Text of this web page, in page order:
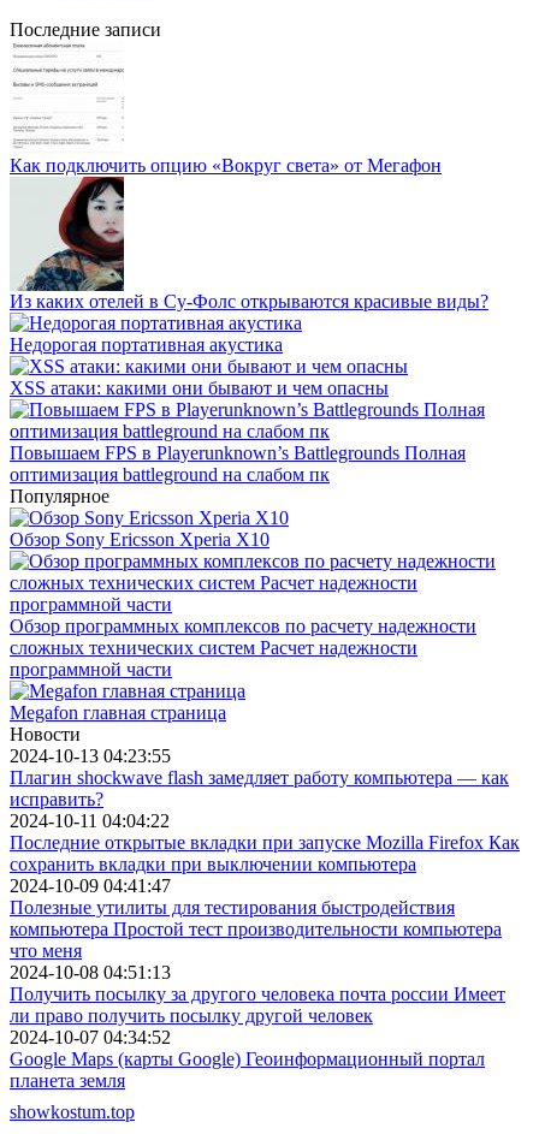
Последние записи
Как подключить опцию «Вокруг света» от Мегафон
Из каких отелей в Су-Фолс открываются красивые виды?
Недорогая портативная акустика
XSS атаки: какими они бывают и чем опасны
Повышаем FPS в Playerunknown’s Battlegrounds Полная
оптимизация battleground на слабом пк
Популярное
Обзор Sony Ericsson Xperia X10
Обзор программных комплексов по расчету надежности
сложных технических систем Расчет надежности
программной части
Megafon главная страница
Новости
2024-10-13 04:23:55
Плагин shockwave flash замедляет работу компьютера — как
исправить?
2024-10-11 04:04:22
Последние открытые вкладки при запуске Mozilla Firefox Как
сохранить вкладки при выключении компьютера
2024-10-09 04:41:47
Полезные утилиты для тестирования быстродействия
компьютера Простой тест производительности компьютера
что меня
2024-10-08 04:51:13
Получить посылку за другого человека почта россии Имеет
ли право получить посылку другой человек
2024-10-07 04:34:52
Google Maps (карты Google) Геоинформационный портал
планета земля
showkostum.top